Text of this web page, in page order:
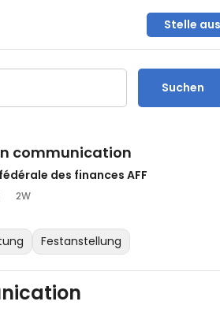
Stelle
Suchen
communication
des finances AFF
2W
Festanstellung